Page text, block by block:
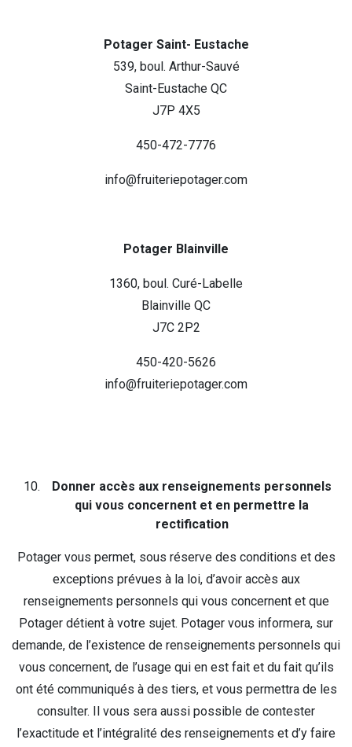
Potager Saint- Eustache
539, boul. Arthur-Sauvé
Saint-Eustache QC
J7P 4X5
450-472-7776
info@fruiteriepotager.com
Potager Blainville
1360, boul. Curé-Labelle
Blainville QC
J7C 2P2
450-420-5626
info@fruiteriepotager.com
Donner accès aux renseignements personnels
qui vous concernent et en permettre la
rectification
Potager vous permet, sous réserve des conditions et des
exceptions prévues à la loi, d’avoir accès aux
renseignements personnels qui vous concernent et que
Potager détient à votre sujet. Potager vous informera, sur
demande, de l’existence de renseignements personnels qui
vous concernent, de l’usage qui en est fait et du fait qu’ils
ont été communiqués à des tiers, et vous permettra de les
consulter. Il vous sera aussi possible de contester
l’exactitude et l’intégralité des renseignements et d’y faire